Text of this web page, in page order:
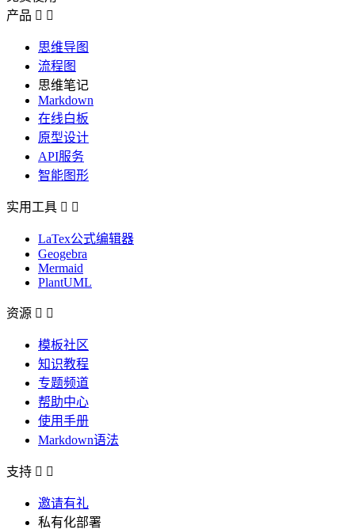
产品  
思维导图
流程图
思维笔记
Markdown
在线白板
原型设计
API服务
智能图形
实用工具  
LaTex公式编辑器
Geogebra
Mermaid
PlantUML
资源  
模板社区
知识教程
专题频道
帮助中心
使用手册
Markdown语法
支持  
邀请有礼
私有化部署